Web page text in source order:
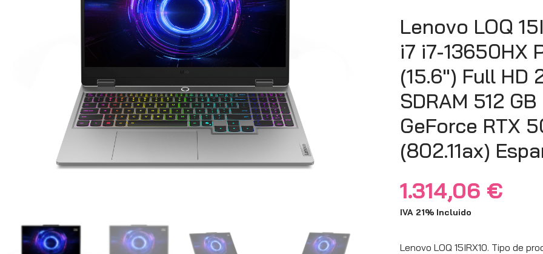
Lenovo LOQ
i7 i7-13650HX
(15.6″) Full HD
SDRAM 512
GeForce RTX
(802.11ax)
1.314,06 €
IVA 21% Incluido
Lenovo LOQ 15IRX10. Tipo de